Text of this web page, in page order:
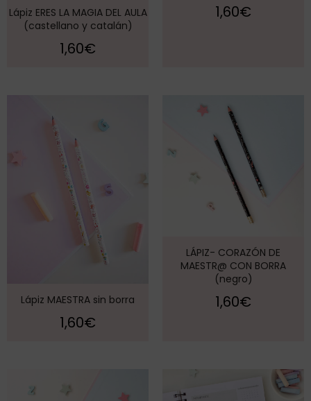
Lápiz ERES LA MAGIA DEL AULA
(castellano y catalán)
1,60€
1,60€
Lápiz MAESTRA sin borra
1,60€
LÁPIZ- CORAZÓN DE
MAESTR@ CON BORRA
(negro)
1,60€